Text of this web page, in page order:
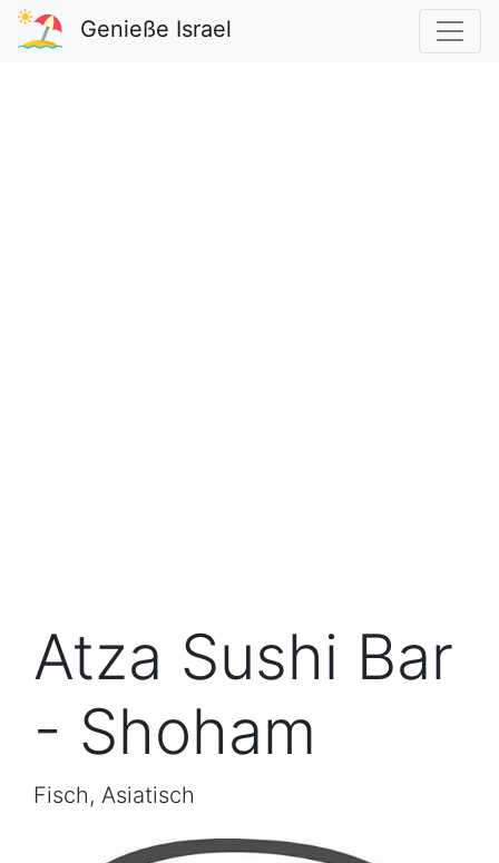
Genieße Israel
Atza Sushi Bar
- Shoham
Fisch, Asiatisch